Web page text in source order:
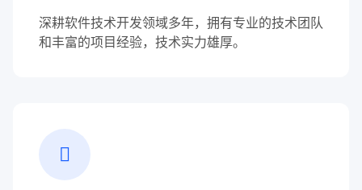
深耕软件技术开发领域多年，拥有专业的技术团队
和丰富的项目经验，技术实力雄厚。